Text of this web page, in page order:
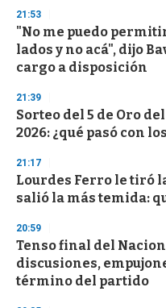
3
s
e
c
o
d
s
21:53
"No me puedo
lados y no acá", dijo
cargo a disposición
21:39
Sorteo del 5 de Oro
2026: ¿qué pasó con
21:17
Lourdes Ferro le tiró
salió la más temida:
20:59
Tenso final del
discusiones,
término del partido